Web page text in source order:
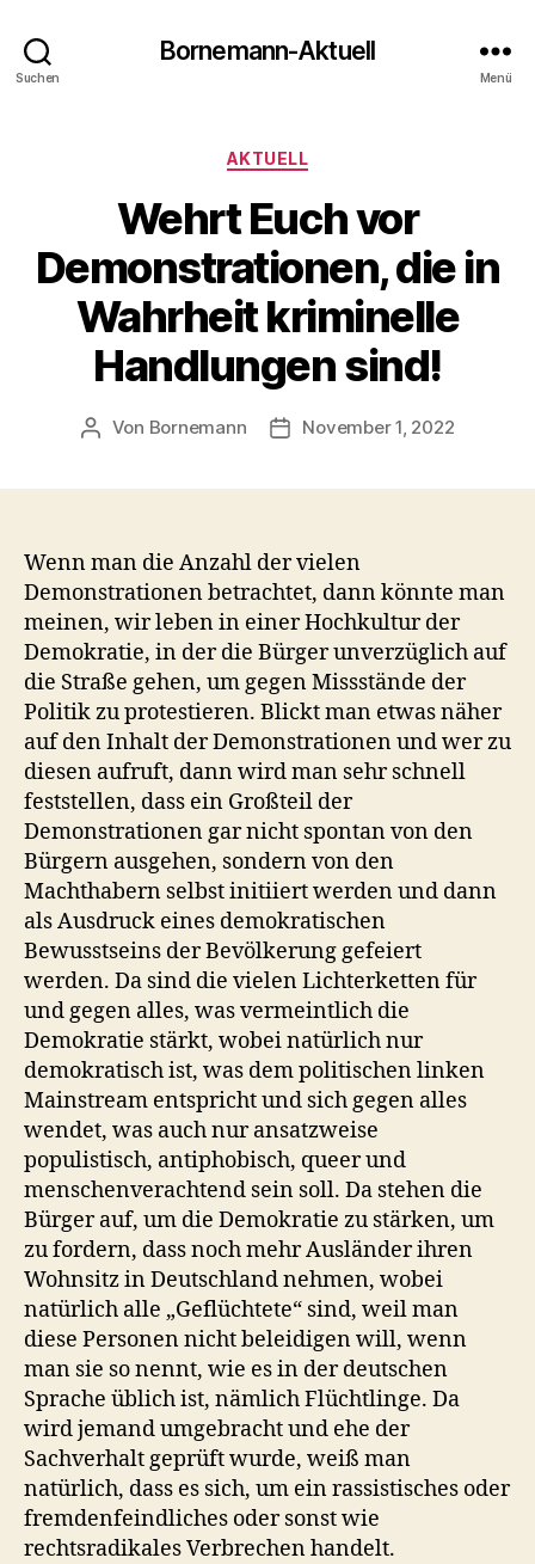
Suchen
Bornemann-Aktuell
Menü
Kategorien
AKTUELL
Wehrt Euch vor
Demonstrationen, die in
Wahrheit kriminelle
Handlungen sind!
Beitragsautor
Von Bornemann Veröffentlichungsdatum
November 1, 2022
Wenn man die Anzahl der vielen
Demonstrationen betrachtet, dann könnte man
meinen, wir leben in einer Hochkultur der
Demokratie, in der die Bürger unverzüglich auf
die Straße gehen, um gegen Missstände der
Politik zu protestieren. Blickt man etwas näher
auf den Inhalt der Demonstrationen und wer zu
diesen aufruft, dann wird man sehr schnell
feststellen, dass ein Großteil der
Demonstrationen gar nicht spontan von den
Bürgern ausgehen, sondern von den
Machthabern selbst initiiert werden und dann
als Ausdruck eines demokratischen
Bewusstseins der Bevölkerung gefeiert
werden. Da sind die vielen Lichterketten für
und gegen alles, was vermeintlich die
Demokratie stärkt, wobei natürlich nur
demokratisch ist, was dem politischen linken
Mainstream entspricht und sich gegen alles
wendet, was auch nur ansatzweise
populistisch, antiphobisch, queer und
menschenverachtend sein soll. Da stehen die
Bürger auf, um die Demokratie zu stärken, um
zu fordern, dass noch mehr Ausländer ihren
Wohnsitz in Deutschland nehmen, wobei
natürlich alle „Geflüchtete“ sind, weil man
diese Personen nicht beleidigen will, wenn
man sie so nennt, wie es in der deutschen
Sprache üblich ist, nämlich Flüchtlinge. Da
wird jemand umgebracht und ehe der
Sachverhalt geprüft wurde, weiß man
natürlich, dass es sich, um ein rassistisches oder
fremdenfeindliches oder sonst wie
rechtsradikales Verbrechen handelt.